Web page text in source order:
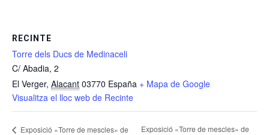
RECINTE
Torre dels Ducs de Medinaceli
C/ Abadia, 2
El Verger, Alacant 03770 España + Mapa de Google
Visualitza el lloc web de Recinte
Exposició «Torre de mescles» de
Exposició «Torre de mescles» de